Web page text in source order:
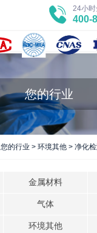
24小
400-
您的行业
您的行业 > 环境其他 > 净化检
金属材料
气体
环境其他